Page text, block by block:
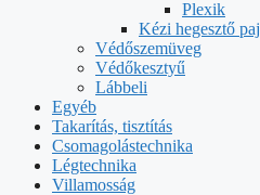
Plexik
Kézi hegesztő
Védőszemüveg
Védőkesztyű
Lábbeli
Egyéb
Takarítás, tisztítás
Csomagolástechnika
Légtechnika
Villamosság